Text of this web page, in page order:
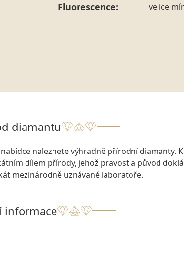
Fluorescence: velice
diamantu
nabídce naleznete výhradně přírodní diamanty.
dílem přírody, jehož pravost a původ
mezinárodně uznávané laboratoře.
informace